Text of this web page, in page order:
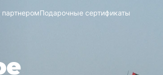
партнеромПодарочные сертификаты